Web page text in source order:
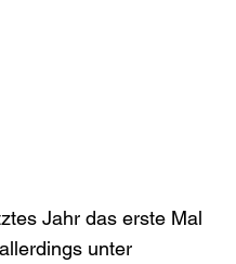
Jahr das erste Mal
unter